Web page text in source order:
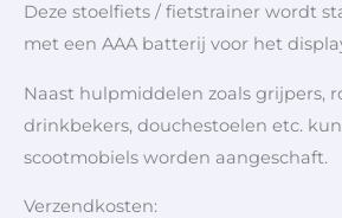
Deze stoelfiets / fietstrainer wordt
met een AAA batterij voor het
Naast hulpmiddelen zoals grijpers,
drinkbekers, douchestoelen etc.
scootmobiels worden aangeschaft.
Verzendkosten: